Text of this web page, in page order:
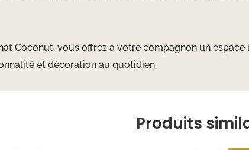
Coconut, vous offrez à votre compagnon un
et décoration au quotidien.
Produits